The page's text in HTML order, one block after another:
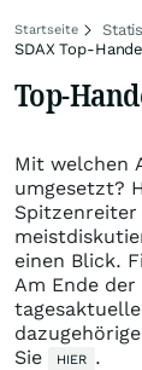
Startseite
SDAX Top-
Top-
Mit welchen
umgesetzt?
Spitzenreiter
einen Blick.
Am Ende
Sie
HIER .